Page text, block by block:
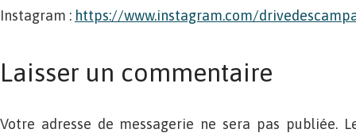
Instagram : https://www.instagram.com/
Laisser un commentaire
Votre adresse de messagerie ne sera pas publiée.